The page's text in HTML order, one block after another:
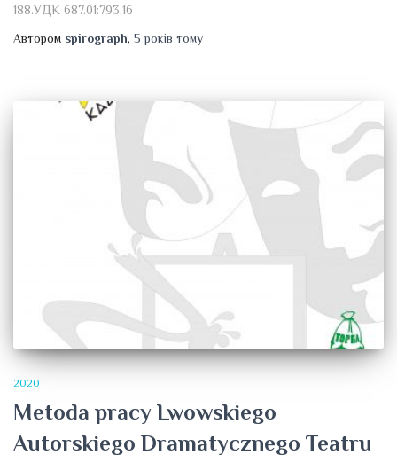
188.УДК 687.01:793.16
Автором spirograph, 5 років тому
2020
Metoda pracy Lwowskiego
Autorskiego Dramatycznego Teatru